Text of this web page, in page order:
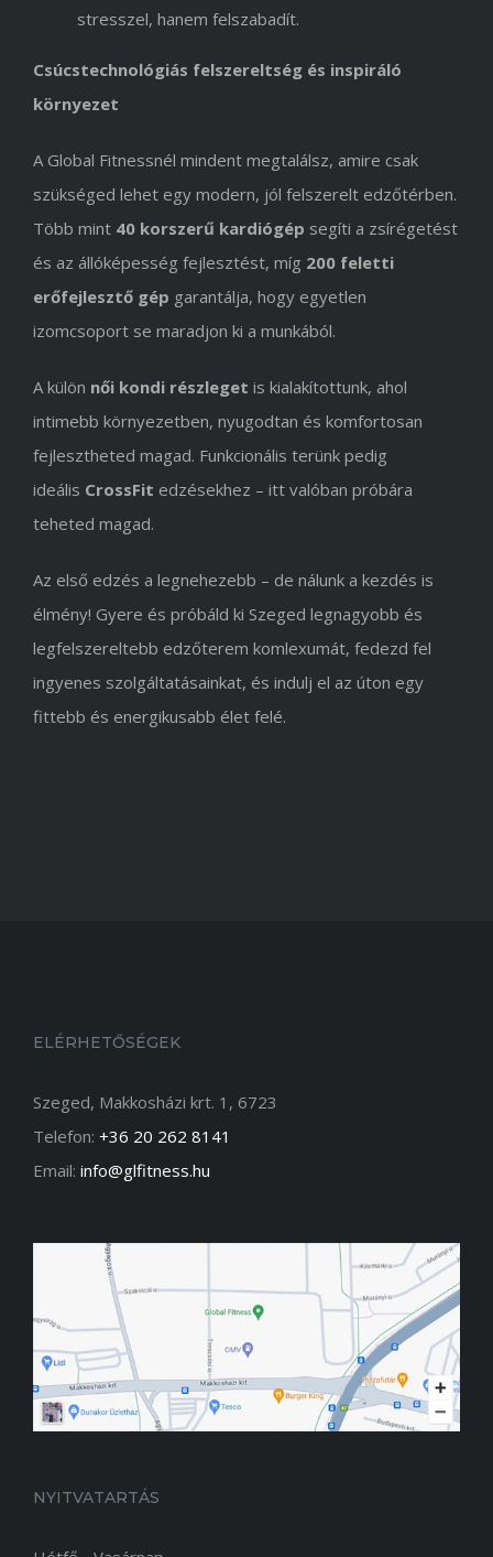
stresszel, hanem felszabadít.
Csúcstechnológiás felszereltség és inspiráló
környezet
A Global Fitnessnél mindent megtalálsz, amire csak
szükséged lehet egy modern, jól felszerelt edzőtérben.
Több mint 40 korszerű kardiógép segíti a zsírégetést
és az állóképesség fejlesztést, míg 200 feletti
erőfejlesztő gép garantálja, hogy egyetlen
izomcsoport se maradjon ki a munkából.
A külön női kondi részleget is kialakítottunk, ahol
intimebb környezetben, nyugodtan és komfortosan
fejlesztheted magad. Funkcionális terünk pedig
ideális CrossFit edzésekhez – itt valóban próbára
teheted magad.
Az első edzés a legnehezebb – de nálunk a kezdés is
élmény! Gyere és próbáld ki Szeged legnagyobb és
legfelszereltebb edzőterem komlexumát, fedezd fel
ingyenes szolgáltatásainkat, és indulj el az úton egy
fittebb és energikusabb élet felé.
ELÉRHETŐSÉGEK
Szeged, Makkosházi krt. 1, 6723
Telefon: +36 20 262 8141
Email: info@glfitness.hu
NYITVATARTÁS